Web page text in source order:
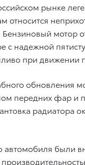
рынке
относится
Бензиновый мотор
с надежной
при движении
обновления
передних фар и
радиатора
автомобиля были